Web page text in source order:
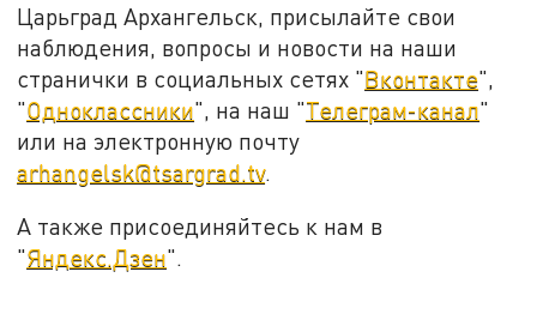
Царьград Архангельск, присылайте свои
наблюдения, вопросы и новости на наши
странички в социальных сетях "Вконтакте",
"Одноклассники", на наш "Телеграм-канал"
или на электронную почту
arhangelsk@tsargrad.tv.
А также присоединяйтесь к нам в
"Яндекс.Дзен".